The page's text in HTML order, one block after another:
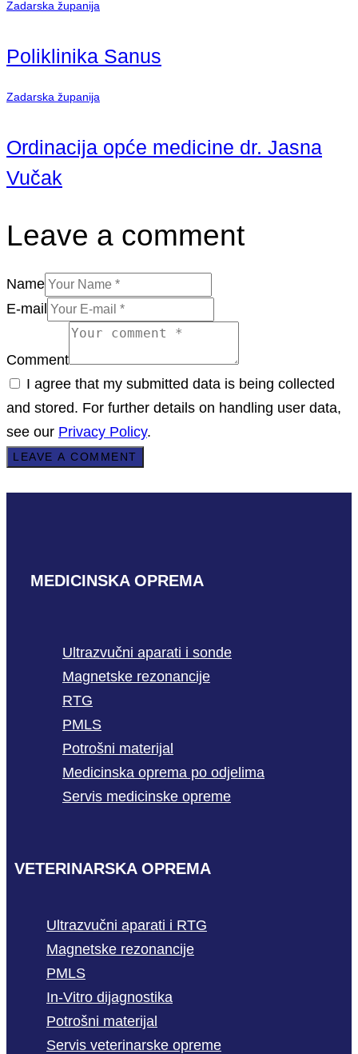
Zadarska županija
Poliklinika Sanus
Zadarska županija
Ordinacija opće medicine dr. Jasna
Vučak
Leave a comment
Name
E-mail
Comment
I agree that my submitted data is being collected
and stored. For further details on handling user data,
see our Privacy Policy.
MEDICINSKA OPREMA
Ultrazvučni aparati i sonde
Magnetske rezonancije
RTG
PMLS
Potrošni materijal
Medicinska oprema po odjelima
Servis medicinske opreme
VETERINARSKA OPREMA
Ultrazvučni aparati i RTG
Magnetske rezonancije
PMLS
In-Vitro dijagnostika
Potrošni materijal
Servis veterinarske opreme